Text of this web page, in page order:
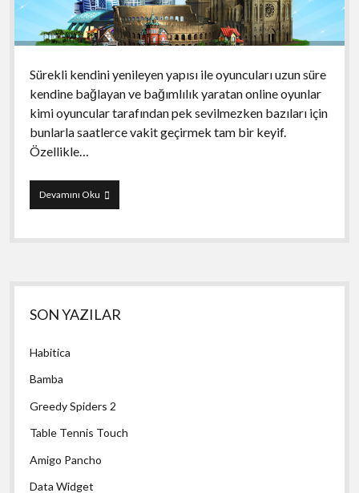
Sürekli kendini yenileyen yapısı ile oyuncuları uzun süre
kendine bağlayan ve bağımlılık yaratan online oyunlar
kimi oyuncular tarafından pek sevilmezken bazıları için
bunlarla saatlerce vakit geçirmek tam bir keyif.
Özellikle…
Devamını OkuMegapolis
Yan
Menü
SON YAZILAR
Habitica
Bamba
Greedy Spiders 2
Table Tennis Touch
Amigo Pancho
Data Widget